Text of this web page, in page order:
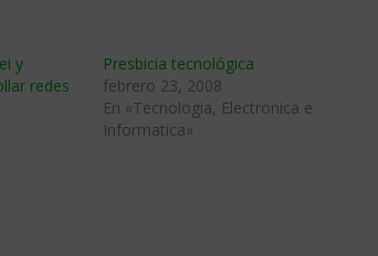
y
redes
Presbicia tecnológica
febrero 23, 2008
En «Tecnologia, Electronica e
Informatica»